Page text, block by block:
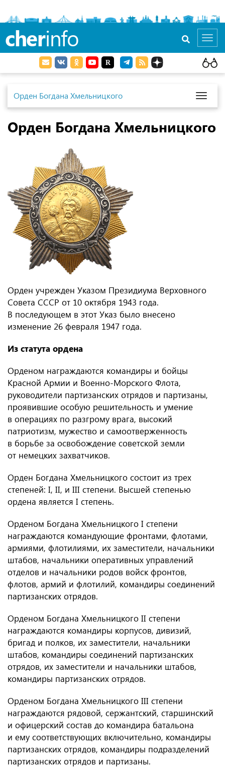
cherinfo
Орден Богдана Хмельницкого
Орден Богдана Хмельницкого
Орден учрежден Указом Президиума Верховного
Совета СССР от 10 октября 1943 года.
В последующем в этот Указ было внесено
изменение 26 февраля 1947 года.
Из статута ордена
Орденом награждаются командиры и бойцы
Красной Армии и Военно-Морского Флота,
руководители партизанских отрядов и партизаны,
проявившие особую решительность и умение
в операциях по разгрому врага, высокий
патриотизм, мужество и самоотверженность
в борьбе за освобождение советской земли
от немецких захватчиков.
Орден Богдана Хмельницкого состоит из трех
степеней: I, II, и III степени. Высшей степенью
ордена является I степень.
Орденом Богдана Хмельницкого I степени
награждаются командующие фронтами, флотами,
армиями, флотилиями, их заместители, начальники
штабов, начальники оперативных управлений
отделов и начальники родов войск фронтов,
флотов, армий и флотилий, командиры соединений
партизанских отрядов.
Орденом Богдана Хмельницкого II степени
награждаются командиры корпусов, дивизий,
бригад и полков, их заместители, начальники
штабов, командиры соединений партизанских
отрядов, их заместители и начальники штабов,
командиры партизанских отрядов.
Орденом Богдана Хмельницкого III степени
награждаются рядовой, сержантский, старшинский
и офицерский состав до командира батальона
и ему соответствующих включительно, командиры
партизанских отрядов, командиры подразделений
партизанских отрядов и партизаны.